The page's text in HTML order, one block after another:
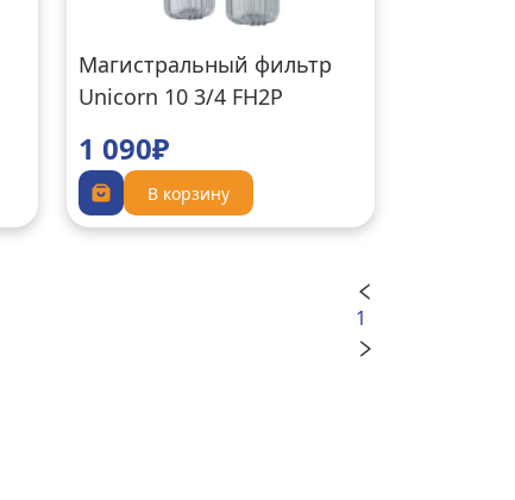
Магистральный фильтр
Unicorn 10 3/4 FH2P
1 090₽
В корзину
1